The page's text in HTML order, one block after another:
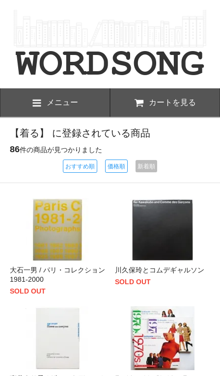
メニュー カートを見る
【着る】 に登録されている商品
86件の商品が見つかりました
おすすめ順 価格順 新着順
大石一男 / パリ・コレクション
1981‐2000
SOLD OUT
川久保玲とコムデギャルソン
SOLD OUT